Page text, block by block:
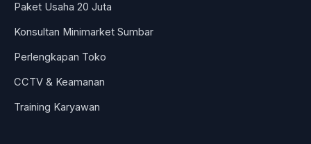
Paket Usaha 20 Juta
Konsultan Minimarket Sumbar
Perlengkapan Toko
CCTV & Keamanan
Training Karyawan